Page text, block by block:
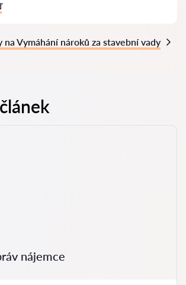
na Vymáhání nároků za stavební vady
nájemce